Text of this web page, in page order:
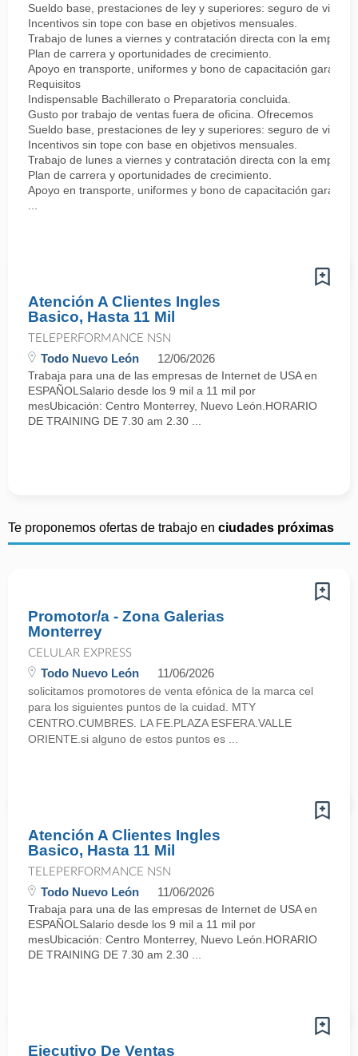
Sueldo base, prestaciones de ley y superiores: seguro de vida
Incentivos sin tope con base en objetivos mensuales.
Trabajo de lunes a viernes y contratación directa con la empresa.
Plan de carrera y oportunidades de crecimiento.
Apoyo en transporte, uniformes y bono de capacitación
Requisitos
Indispensable Bachillerato o Preparatoria concluida.
Gusto por trabajo de ventas fuera de oficina. Ofrecemos
Sueldo base, prestaciones de ley y superiores: seguro de vida
Incentivos sin tope con base en objetivos mensuales.
Trabajo de lunes a viernes y contratación directa con la empresa.
Plan de carrera y oportunidades de crecimiento.
Apoyo en transporte, uniformes y bono de capacitación
Atención A Clientes Ingles
Basico, Hasta 11 Mil
TELEPERFORMANCE NSN
Todo Nuevo León 12/06/2026
Trabaja para una de las empresas de Internet de USA en
ESPAÑOLSalario desde los 9 mil a 11 mil por
mesUbicación: Centro Monterrey, Nuevo León.HORARIO
DE TRAINING DE 7.30 am 2.30 ...
Te proponemos ofertas de trabajo en ciudades próximas
Promotor/a - Zona Galerias
Monterrey
CELULAR EXPRESS
Todo Nuevo León 11/06/2026
solicitamos promotores de venta efónica de la marca cel
para los siguientes puntos de la cuidad. MTY
CENTRO.CUMBRES. LA FE.PLAZA ESFERA.VALLE
ORIENTE.si alguno de estos puntos es ...
Atención A Clientes Ingles
Basico, Hasta 11 Mil
TELEPERFORMANCE NSN
Todo Nuevo León 11/06/2026
Trabaja para una de las empresas de Internet de USA en
ESPAÑOLSalario desde los 9 mil a 11 mil por
mesUbicación: Centro Monterrey, Nuevo León.HORARIO
DE TRAINING DE 7.30 am 2.30 ...
Ejecutivo De Ventas